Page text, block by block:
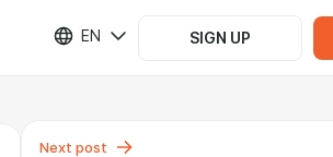
EN SIGN UP
Next post